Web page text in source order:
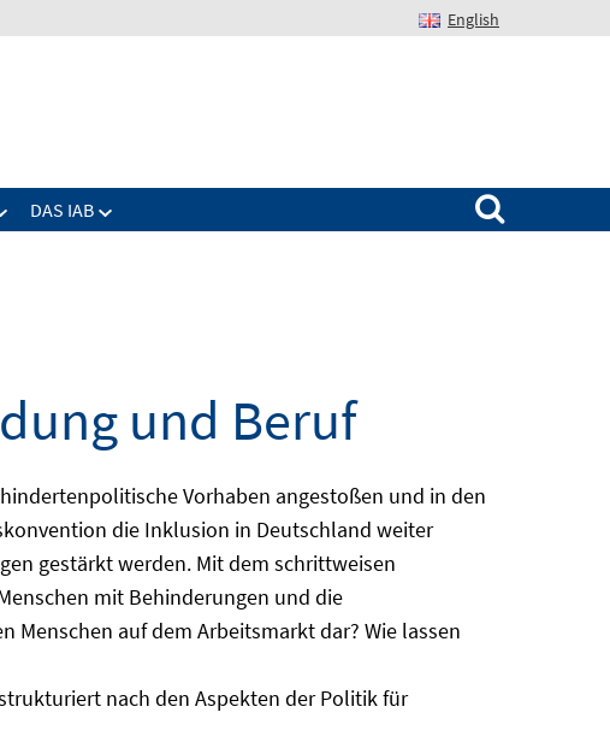
English
DAS IAB
Suchen nach:
und Beruf
Vorhaben angestoßen und in den
die Inklusion in Deutschland weiter
gestärkt werden. Mit dem schrittweisen
mit Behinderungen und die
Menschen auf dem Arbeitsmarkt dar? Wie lassen
nach den Aspekten der Politik für